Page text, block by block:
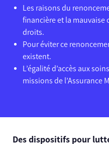
Les raisons du
financière et la mauvaise
droits.
Pour éviter ce
existent.
L’égalité d’accès aux
missions de l’Assurance
Des dispositifs pour